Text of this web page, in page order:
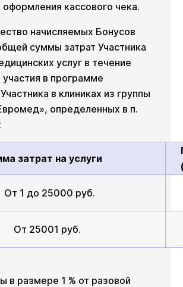
кассового чека.
начисляемых Бонусов
суммы затрат Участника
услуг в течение
участия в программе
в клиниках из группы
определенных в п.
на услуги
25000 руб.
руб.
в размере 1 % от разовой